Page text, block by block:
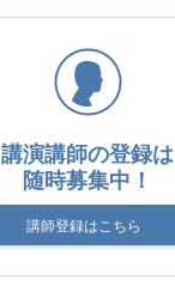
講演講師の登録は
随時募集中！
講師登録はこちら